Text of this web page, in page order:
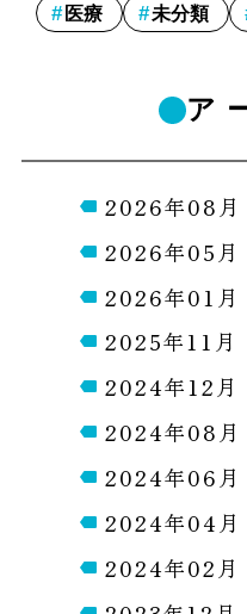
医療 未分類
ア
2026年08月
2026年05月
2026年01月
2025年11月
2024年12月
2024年08月
2024年06月
2024年04月
2024年02月